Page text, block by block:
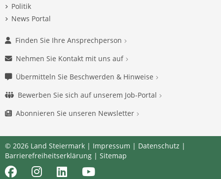
Politik
News Portal
Finden Sie Ihre Ansprechperson
Nehmen Sie Kontakt mit uns auf
Übermitteln Sie Beschwerden & Hinweise
Bewerben Sie sich auf unserem Job-Portal
Abonnieren Sie unseren Newsletter
© 2026 Land Steiermark | Impressum | Datenschutz |
Barrierefreiheitserklärung | Sitemap
FacebookInstagramLinkedInYoutube